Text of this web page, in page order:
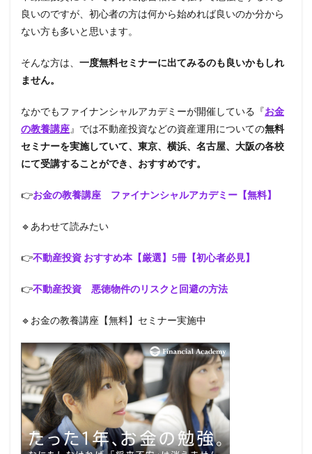
良いのですが、初心者の方は何から始めれば良いのか分から
ない方も多いと思います。
そんな方は、 一度無料セミナーに出てみるのも良いかもしれ
ません。
なかでもファイナンシャルアカデミーが開催している『お金
の教養講座』では不動産投資などの資産運用についての無料
セミナーを実施していて、東京、横浜、名古屋、大阪の各校
にて受講することができ、おすすめです。
👉お金の教養講座 ファイナンシャルアカデミー【無料】
🔹あわせて読みたい
👉不動産投資 おすすめ本【厳選】5冊【初心者必見】
👉不動産投資 悪徳物件のリスクと回避の方法
🔹お金の教養講座【無料】セミナー実施中